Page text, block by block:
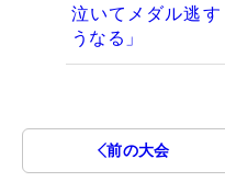
泣いてメダル逃
うなる」
前の大会